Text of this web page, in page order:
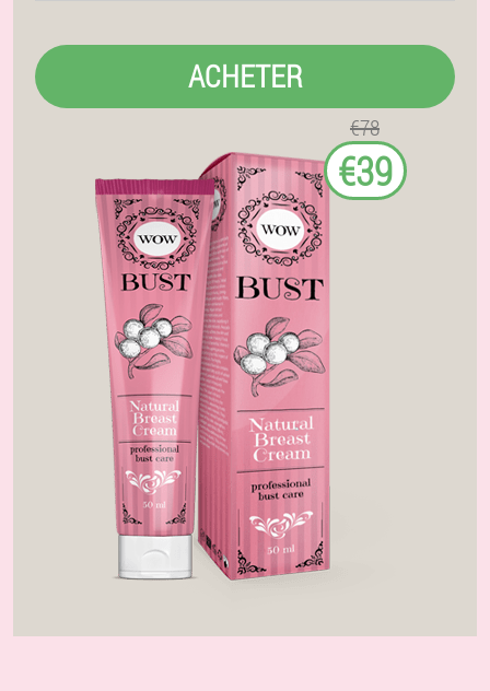
ACHETER
€78
€39